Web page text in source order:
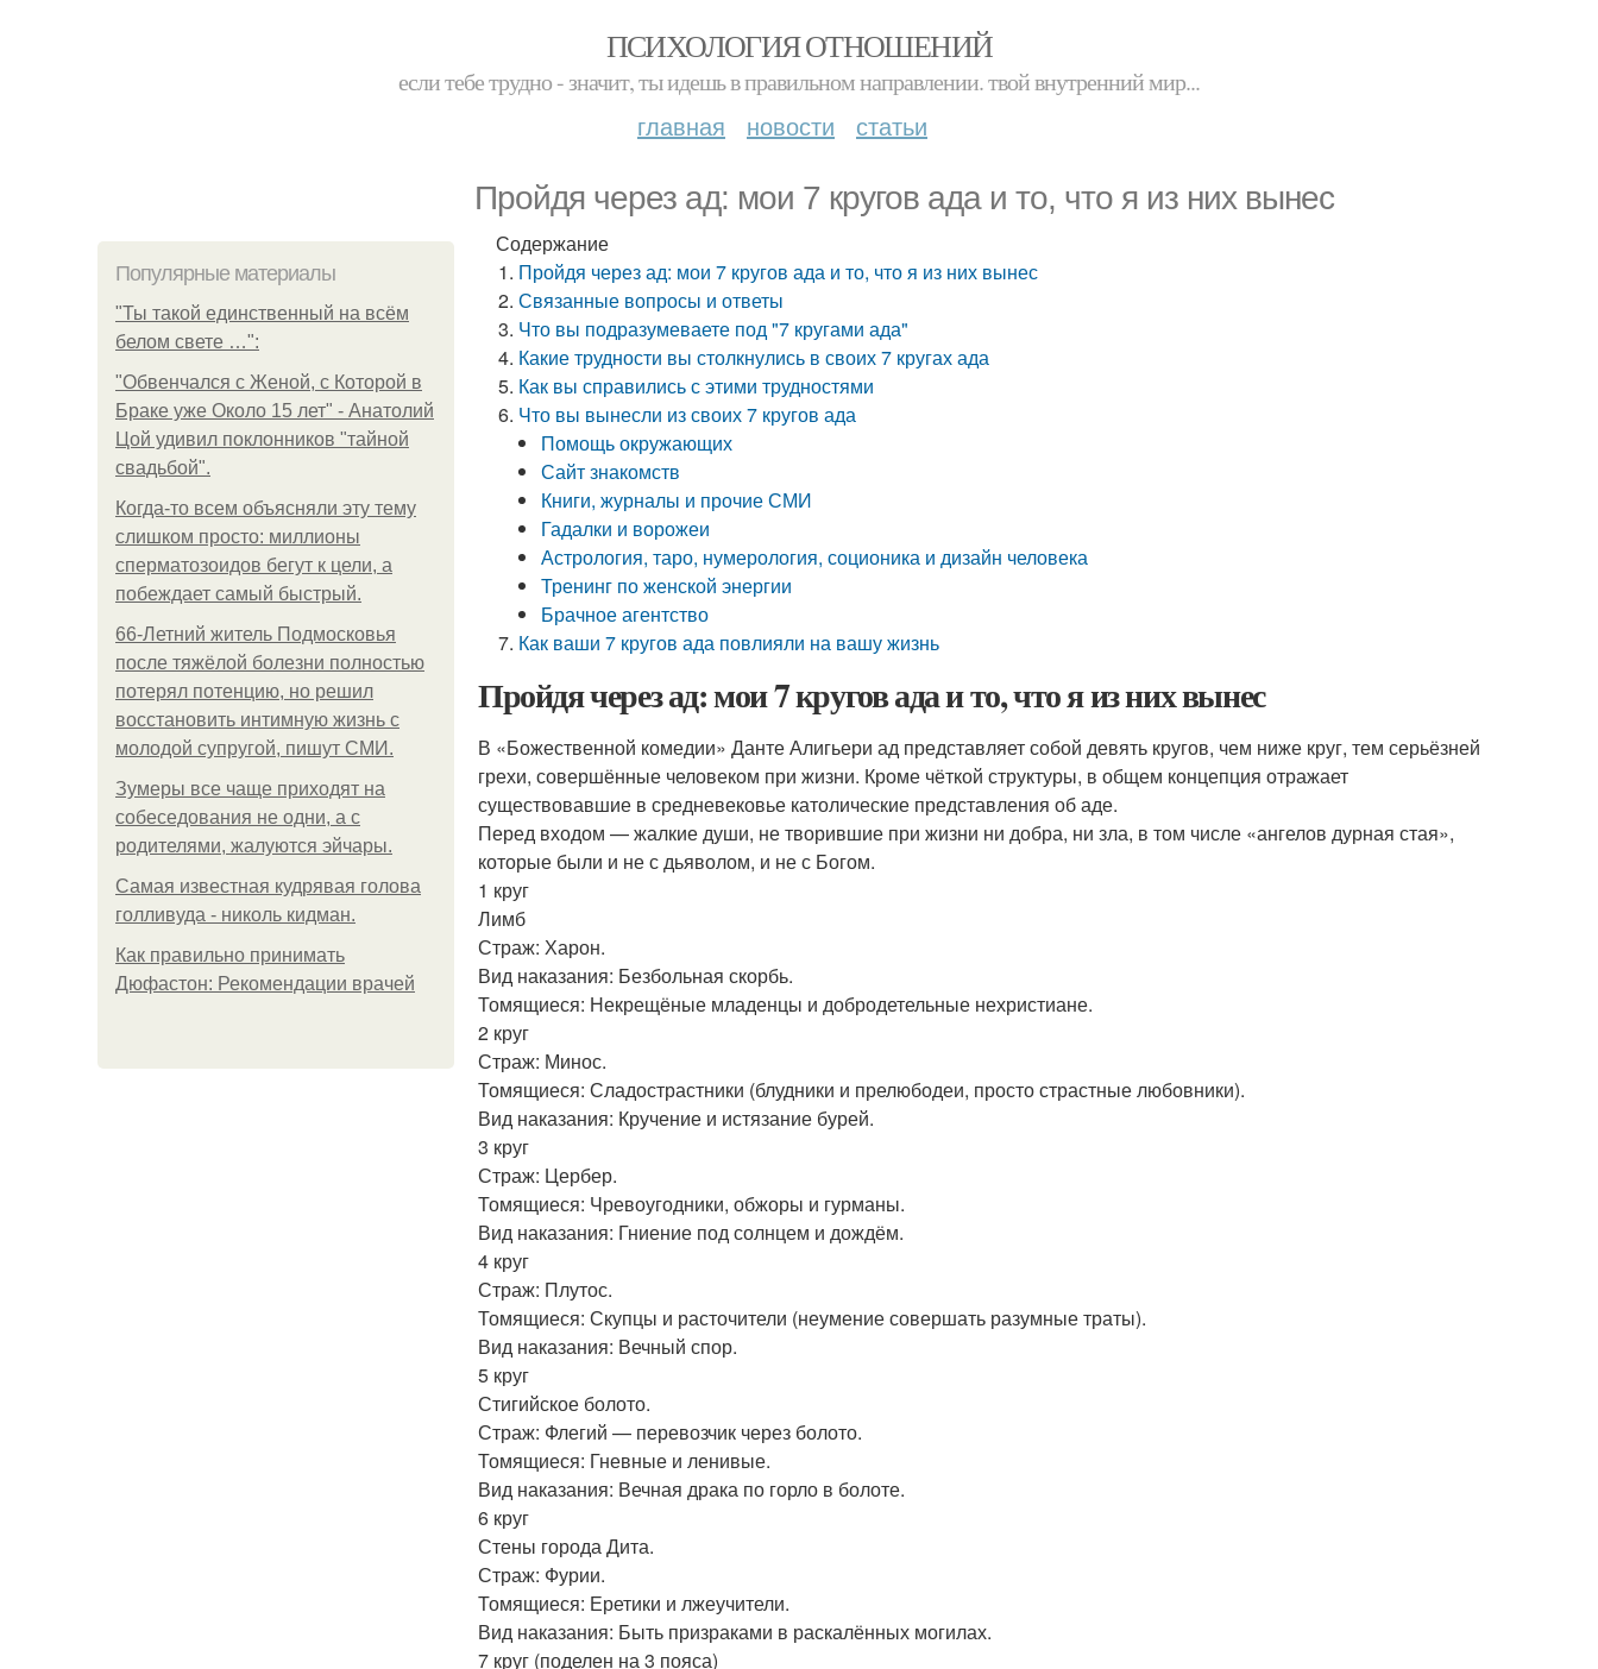
ПСИХОЛОГИЯ ОТНОШЕНИЙ
если тебе трудно - значит, ты идешь в правильном направлении. твой внутренний мир...
главная новости статьи
Пройдя через ад: мои 7 кругов ада и то, что я из них вынес
Популярные материалы
"Ты такой единственный на всём
белом свете …":
"Обвенчался с Женой, с Которой в
Браке уже Около 15 лет" - Анатолий
Цой удивил поклонников "тайной
свадьбой".
Когда-то всем объясняли эту тему
слишком просто: миллионы
сперматозоидов бегут к цели, а
побеждает самый быстрый.
66-Летний житель Подмосковья
после тяжёлой болезни полностью
потерял потенцию, но решил
восстановить интимную жизнь с
молодой супругой, пишут СМИ.
Зумеры все чаще приходят на
собеседования не одни, а с
родителями, жалуются эйчары.
Самая известная кудрявая голова
голливуда - николь кидман.
Как правильно принимать
Дюфастон: Рекомендации врачей
Содержание
Пройдя через ад: мои 7 кругов ада и то, что я из них вынес
Связанные вопросы и ответы
Что вы подразумеваете под "7 кругами ада"
Какие трудности вы столкнулись в своих 7 кругах ада
Как вы справились с этими трудностями
Что вы вынесли из своих 7 кругов ада
Помощь окружающих
Сайт знакомств
Книги, журналы и прочие СМИ
Гадалки и ворожеи
Астрология, таро, нумерология, соционика и дизайн человека
Тренинг по женской энергии
Брачное агентство ⠀
Как ваши 7 кругов ада повлияли на вашу жизнь
Пройдя через ад: мои 7 кругов ада и то, что я из них вынес
В «Божественной комедии» Данте Алигьери ад представляет собой девять кругов, чем ниже круг, тем серьёзней
грехи, совершённые человеком при жизни. Кроме чёткой структуры, в общем концепция отражает
существовавшие в средневековье католические представления об аде.
Перед входом — жалкие души, не творившие при жизни ни добра, ни зла, в том числе «ангелов дурная стая»,
которые были и не с дьяволом, и не с Богом.
1 круг
Лимб
Страж: Харон.
Вид наказания: Безбольная скорбь.
Томящиеся: Некрещёные младенцы и добродетельные нехристиане.
2 круг
Страж: Минос.
Томящиеся: Сладострастники (блудники и прелюбодеи, просто страстные любовники).
Вид наказания: Кручение и истязание бурей.
3 круг
Страж: Цербер.
Томящиеся: Чревоугодники, обжоры и гурманы.
Вид наказания: Гниение под солнцем и дождём.
4 круг
Страж: Плутос.
Томящиеся: Скупцы и расточители (неумение совершать разумные траты).
Вид наказания: Вечный спор.
5 круг
Стигийское болото.
Страж: Флегий — перевозчик через болото.
Томящиеся: Гневные и ленивые.
Вид наказания: Вечная драка по горло в болоте.
6 круг
Стены города Дита.
Страж: Фурии.
Томящиеся: Еретики и лжеучители.
Вид наказания: Быть призраками в раскалённых могилах.
7 круг (поделен на 3 пояса)